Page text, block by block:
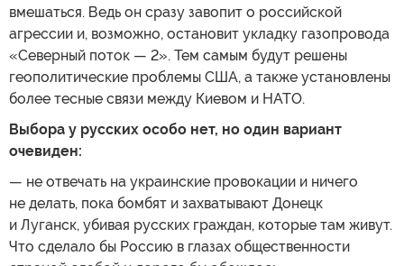
вмешаться. Ведь он сразу завопит о российской
агрессии и, возможно, остановит укладку газопровода
«Северный поток — 2». Тем самым будут решены
геополитические проблемы США, а также установлены
более тесные связи между Киевом и НАТО.
Выбора у русских особо нет, но один вариант
очевиден:
— не отвечать на украинские провокации и ничего
не делать, пока бомбят и захватывают Донецк
и Луганск, убивая русских граждан, которые там живут.
Что сделало бы Россию в глазах общественности